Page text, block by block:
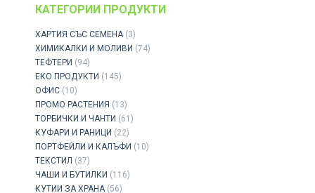
КАТЕГОРИИ ПРОДУКТИ
ХАРТИЯ СЪС СЕМЕНА (3)
ХИМИКАЛКИ И МОЛИВИ (74)
ТЕФТЕРИ (94)
ЕКО ПРОДУКТИ (145)
ОФИС (10)
ПРОМО РАСТЕНИЯ (13)
ТОРБИЧКИ И ЧАНТИ (61)
КУФАРИ И РАНИЦИ (22)
ПОРТФЕЙЛИ И КАЛЪФИ (10)
ТЕКСТИЛ (37)
ЧАШИ И БУТИЛКИ (116)
КУТИИ ЗА ХРАНА (56)